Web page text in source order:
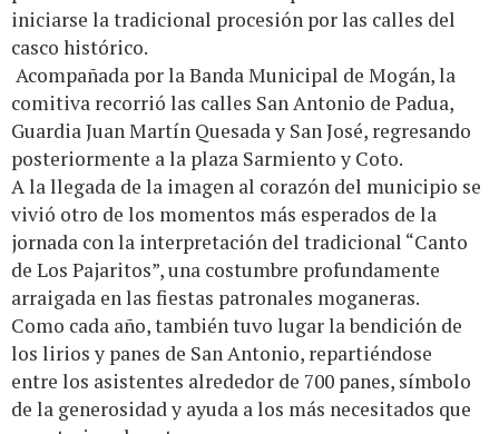
iniciarse la tradicional procesión por las calles del
casco histórico.
Acompañada por la Banda Municipal de Mogán, la
comitiva recorrió las calles San Antonio de Padua,
Guardia Juan Martín Quesada y San José, regresando
posteriormente a la plaza Sarmiento y Coto.
A la llegada de la imagen al corazón del municipio se
vivió otro de los momentos más esperados de la
jornada con la interpretación del tradicional “Canto
de Los Pajaritos”, una costumbre profundamente
arraigada en las fiestas patronales moganeras.
Como cada año, también tuvo lugar la bendición de
los lirios y panes de San Antonio, repartiéndose
entre los asistentes alrededor de 700 panes, símbolo
de la generosidad y ayuda a los más necesitados que